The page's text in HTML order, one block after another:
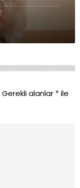
Gerekli alanlar *ile